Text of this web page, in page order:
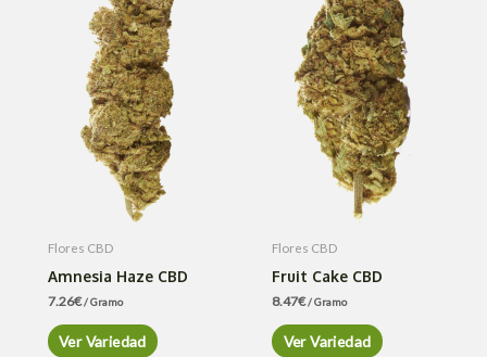
Flores CBD
Amnesia Haze CBD
7.26€/ Gramo
Ver Variedad
Flores CBD
Fruit Cake CBD
8.47€/ Gramo
Ver Variedad